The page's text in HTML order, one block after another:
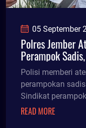
05 September
Polres Jember
Perampok
Korban
Polisi memberi
perampokan
Sindikat
sejumlah titik,
READ MORE